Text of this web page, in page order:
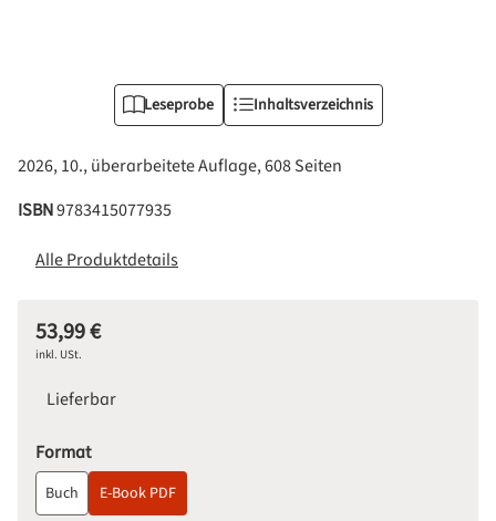
Leseprobe Inhaltsverzeichnis
2026, 10., überarbeitete Auflage, 608 Seiten
ISBN9783415077935
Alle Produktdetails
Regulärer Preis:
53,99 €
inkl. USt.
Lieferbar
Formatauswählen
Buch E-Book PDF